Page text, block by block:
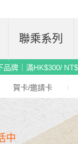
中
聯乘系列
品牌｜滿HK$300/
賀卡/邀請卡